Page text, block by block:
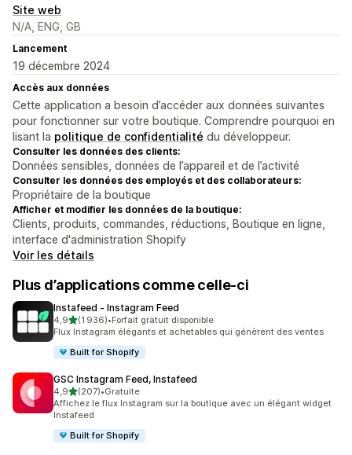
Site web
N/A, ENG, GB
Lancement
19 décembre 2024
Accès aux données
Cette application a besoin d’accéder aux données suivantes
pour fonctionner sur votre boutique. Comprendre pourquoi en
lisant la politique de confidentialité du développeur.
Consulter les données des clients:
Données sensibles, données de l’appareil et de l’activité
Consulter les données des employés et des collaborateurs:
Propriétaire de la boutique
Afficher et modifier les données de la boutique:
Clients, produits, commandes, réductions, Boutique en ligne,
interface d'administration Shopify
Voir les détails
Plus d’applications comme celle-ci
Instafeed ‑ Instagram Feed
4,9étoile(s) sur 5
(1 936)
1936 avis au total
•Forfait gratuit disponible
Flux Instagram élégants et achetables qui génèrent des ventes
Built for Shopify
GSC Instagram Feed, Instafeed
4,9étoile(s) sur 5
(207)
207 avis au total
•Gratuite
Affichez le flux Instagram sur la boutique avec un élégant widget
Instafeed
Built for Shopify